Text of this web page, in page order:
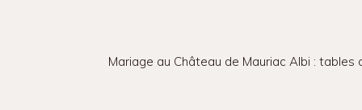
Mariage au Château de Mauriac Albi :